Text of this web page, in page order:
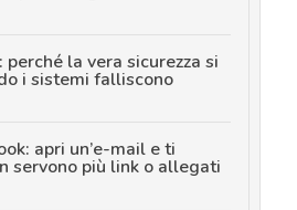
perché la vera sicurezza si
i sistemi falliscono
apri un’e-mail e ti
servono più link o allegati